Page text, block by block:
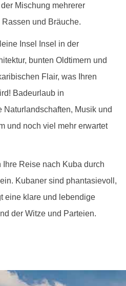
Mischung mehrerer
und Bräuche.
Insel Insel in der
bunten Oldtimern und
Flair, was Ihren
Badeurlaub in
Naturlandschaften, Musik und
und noch viel mehr erwartet
Reise nach Kuba durch
Kubaner sind phantasievoll,
eine klare und lebendige
der Witze und Parteien.